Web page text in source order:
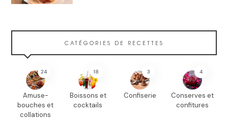
CATÉGORIES DE RECETTES
24
Amuse-
bouches et
collations
18
Boissons et
cocktails
3
Confiserie
4
Conserves et
confitures